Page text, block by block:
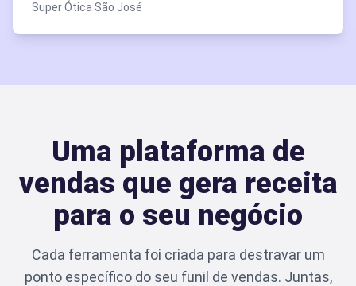
Super Ótica São José
Uma plataforma de
vendas que gera receita
para o seu negócio
Cada ferramenta foi criada para destravar um
ponto específico do seu funil de vendas. Juntas,